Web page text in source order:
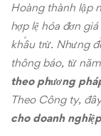
Hoàng thành lập
hợp lệ hóa đơn
khấu trừ. Nhưng
thông báo, từ
theo phương
Theo Công ty,
cho doanh nghiệp